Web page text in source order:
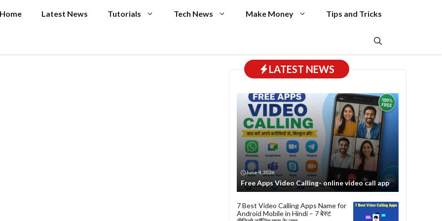
Home Latest News Tutorials Tech News Make Money Tips and Tricks
LATEST NEWS
June 4, 2026
Free Apps Video Calling- online video call app
7 Best Video Calling Apps Name for
Android Mobile in Hindi – 7 बेस्ट